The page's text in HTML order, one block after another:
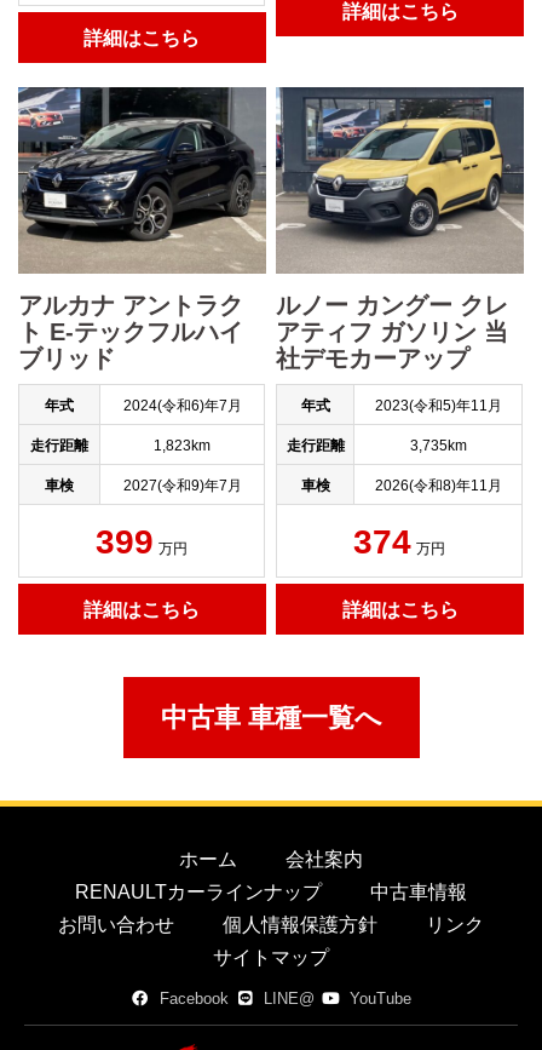
詳細はこちら
詳細はこちら
アルカナ アントラク
ト E-テックフルハイ
ブリッド
年式 2024(令和6)年7月
走行距離 1,823km
車検 2027(令和9)年7月
399 万円
詳細はこちら
ルノー カングー クレ
アティフ ガソリン 当
社デモカーアップ
年式 2023(令和5)年11月
走行距離 3,735km
車検 2026(令和8)年11月
374 万円
詳細はこちら
中古車 車種一覧へ
ホーム
会社案内
RENAULTカーラインナップ
中古車情報
お問い合わせ
個人情報保護方針
リンク
サイトマップ
Facebook LINE@ YouTube